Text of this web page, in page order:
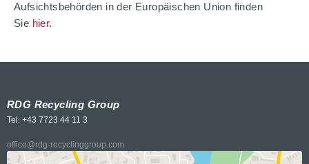
Aufsichtsbehörden in der Europäischen Union finden
Sie hier.
RDG Recycling Group
Tel: +43 7723 44 11 3
office@rdg-recyclinggroup.com